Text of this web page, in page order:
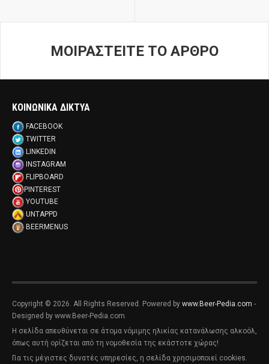
ΜΟΙΡΑΣΤΕΙΤΕ ΤΟ ΑΡΘΡΟ
ΚΟΙΝΩΝΙΚΑ ΔΙΚΤΥΑ
FACEBOOK
TWITTER
LINKEDIN
INSTAGRAM
FLIPBOARD
PINTEREST
YOUTUBE
UNTAPPD
BEERMENUS
Copyright © 2026. All Rights Reserved. Powered by www.Beer-Pedia.com -
Designed by www.Beer-Pedia.com.
Η σελίδα απευθύνεται σε άτομα νόμιμης ηλικίας κατανάλωσης αλκοόλ,
όπως αυτή ορίζεται από τη νομοθεσία της εκάστοτε χώρας!
Για τις μέγιστες δυνατές υπηρεσίες, η σελίδα χρησιμοποιεί cookies.